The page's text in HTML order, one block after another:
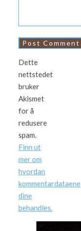
Dette
nettstedet
bruker
Akismet
for å
redusere
spam.
Finn ut
mer om
hvordan
kommentardataene
dine
behandles.